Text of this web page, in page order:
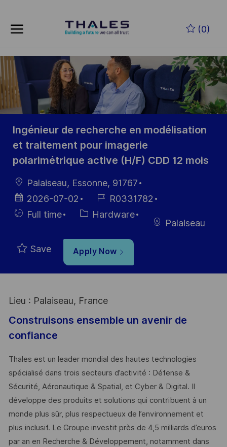
(0)
-
Ingénieur de recherche en modélisation
et traitement pour imagerie
polarimétrique active (H/F) CDD 12 mois
LocationPalaiseau, Essonne, 91767
Posted
Date
2026-07-02
Job
Id
R0331782
HiringFull time CategoryHardware
Palaiseau
Save Apply Now
Lieu : Palaiseau, France
Construisons ensemble un avenir de
confiance
Thales est un leader mondial des hautes technologies
spécialisé dans trois secteurs d’activité : Défense &
Sécurité, Aéronautique & Spatial, et Cyber & Digital. Il
développe des produits et solutions qui contribuent à un
monde plus sûr, plus respectueux de l’environnement et
plus inclusif. Le Groupe investit près de 4,5 milliards d’euros
par an en Recherche & Développement, notamment dans